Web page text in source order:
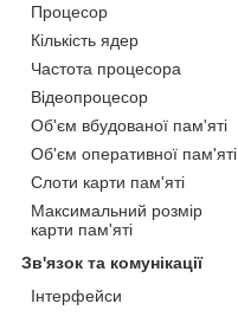
Процесор
Кількість ядер
Частота процесора
Відеопроцесор
Об'єм вбудованої пам'яті
Об'єм оперативної пам'яті
Слоти карти пам'яті
Максимальний розмір
карти пам'яті
Зв'язок та комунікації
Інтерфейси